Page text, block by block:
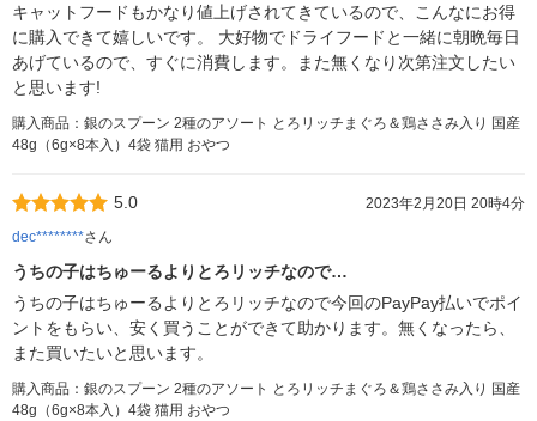
キャットフードもかなり値上げされてきているので、こんなにお得
に購入できて嬉しいです。 大好物でドライフードと一緒に朝晩毎日
あげているので、すぐに消費します。また無くなり次第注文したい
と思います!
購入商品：銀のスプーン 2種のアソート とろリッチまぐろ＆鶏ささみ入り 国産
48g（6g×8本入）4袋 猫用 おやつ
5.0
2023年2月20日 20時4分
dec********さん
うちの子はちゅーるよりとろリッチなので…
うちの子はちゅーるよりとろリッチなので今回のPayPay払いでポイ
ントをもらい、安く買うことができて助かります。無くなったら、
また買いたいと思います。
購入商品：銀のスプーン 2種のアソート とろリッチまぐろ＆鶏ささみ入り 国産
48g（6g×8本入）4袋 猫用 おやつ